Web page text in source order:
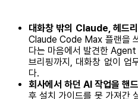
대화창 밖의 Claude, 헤드
Claude Code Max 플랜을
다는 마음에서 발견한
브리핑까지, 대화창 없이 업
다.
회사에서 하던 AI 작업을 핸
후 설치 가이드를 못 가져간